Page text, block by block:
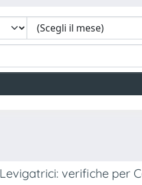
verifiche per